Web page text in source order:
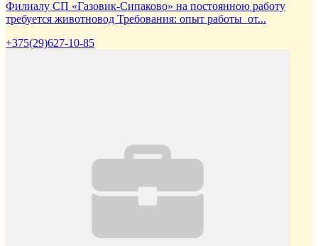
Филиалу СП «Газовик-Сипаково» на постоянною работу
требуется животновод Требования: опыт работы от...
+375(29)627-10-85